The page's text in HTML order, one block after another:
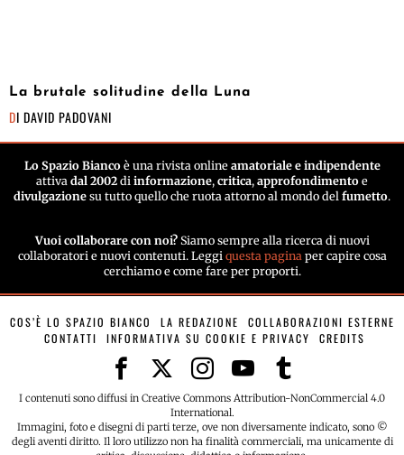
La brutale solitudine della Luna
DI DAVID PADOVANI
Lo Spazio Biancoè una rivista online amatoriale e indipendente
attiva dal 2002 di informazione, critica, approfondimento e
divulgazione su tutto quello che ruota attorno al mondo del fumetto.
Vuoi collaborare con noi? Siamo sempre alla ricerca di nuovi
collaboratori e nuovi contenuti. Leggi questa pagina per capire cosa
cerchiamo e come fare per proporti.
COS’È LO SPAZIO BIANCO LA REDAZIONE
COLLABORAZIONI ESTERNE
CONTATTI
INFORMATIVA SU COOKIE E PRIVACY CREDITS
I contenuti sono diffusi in Creative Commons Attribution-NonCommercial 4.0
International.
Immagini, foto e disegni di parti terze, ove non diversamente indicato, sono ©
degli aventi diritto. Il loro utilizzo non ha finalità commerciali, ma unicamente di